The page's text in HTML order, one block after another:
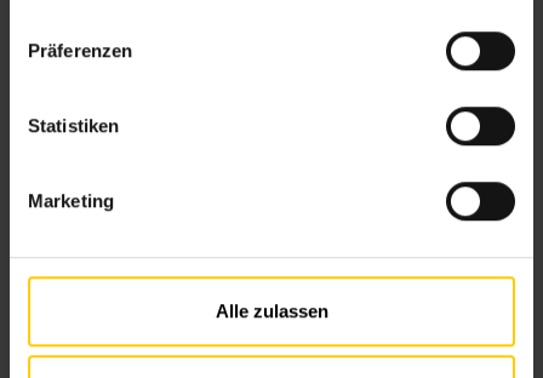
Präferenzen
Statistiken
Marketing
Alle zulassen